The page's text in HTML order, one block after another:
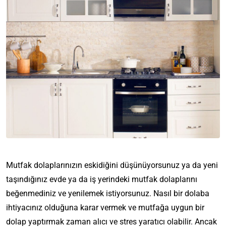
Mutfak dolaplarınızın eskidiğini düşünüyorsunuz ya da yeni
taşındığınız evde ya da iş yerindeki mutfak dolaplarını
beğenmediniz ve yenilemek istiyorsunuz. Nasıl bir dolaba
ihtiyacınız olduğuna karar vermek ve mutfağa uygun bir
dolap yaptırmak zaman alıcı ve stres yaratıcı olabilir. Ancak